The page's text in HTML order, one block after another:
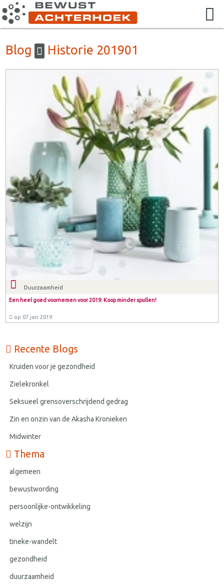
Blog Historie 201901
Duurzaamheid
Een heel goed voornemen voor 2019: Koop minder spullen!
op 07 jan 2019
Recente Blogs
Kruiden voor je gezondheid
Zielekronkel
Seksueel grensoverschrijdend gedrag
Zin en onzin van de Akasha Kronieken
Midwinter
Thema
algemeen
bewustwording
persoonlijke-ontwikkeling
welzijn
tineke-wandelt
gezondheid
duurzaamheid